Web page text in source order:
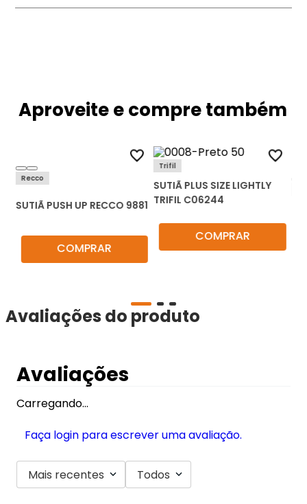
Aproveite e compre também
Recco
SUTIÃ PUSH UP RECCO 9881
COMPRAR
Trifil
SUTIÃ PLUS SIZE LIGHTLY
TRIFIL C06244
COMPRAR
Avaliações do produto
Avaliações
Carregando…
Faça login para escrever uma avaliação.
Mais recentes Todos